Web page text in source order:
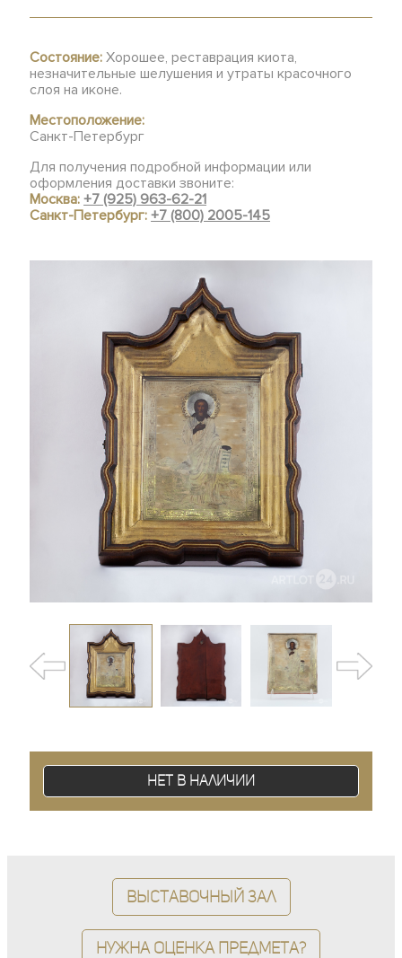
Состояние: Хорошее, реставрация киота,
незначительные шелушения и утраты красочного
слоя на иконе.
Местоположение:
Санкт-Петербург
Для получения подробной информации или
оформления доставки звоните:
Москва:+7 (925) 963-62-21
Санкт-Петербург:+7 (800) 2005-145
Нет в наличии
Выставочный зал
Нужна оценка предмета?